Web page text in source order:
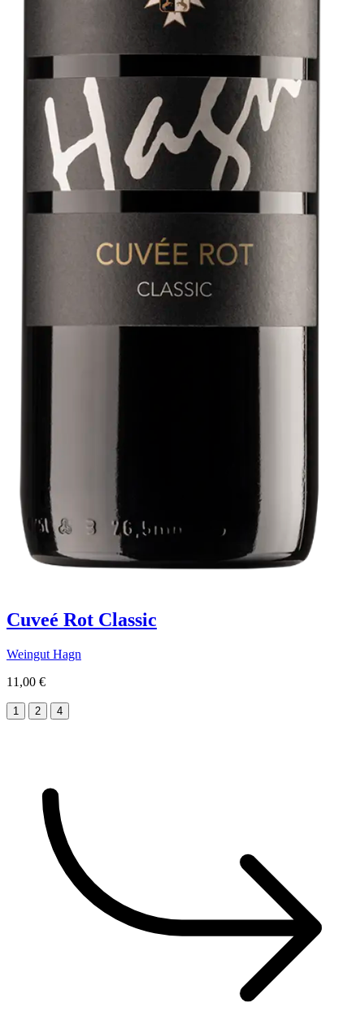
Cuveé Rot Classic
Weingut Hagn
11,00 €
1 2 4